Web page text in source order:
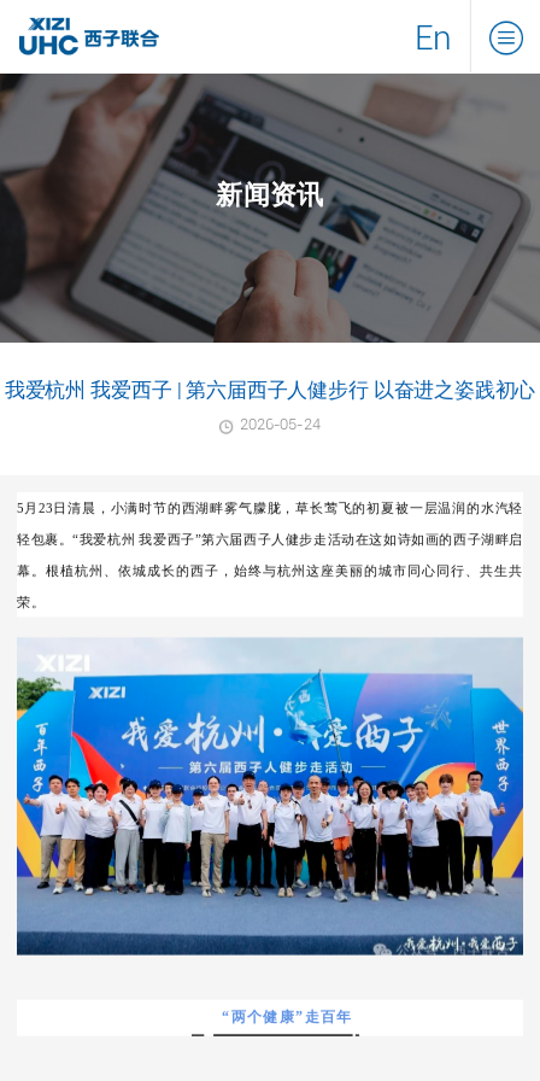
En
新闻资讯
我爱杭州 我爱西子 | 第六届西子人健步行 以奋进之姿践初心
2026-05-24
5月23日清晨， 小满时节的西湖畔雾气朦胧，草长莺飞的初夏被一层温润的水汽轻
轻包裹。“我爱杭州 我爱西子”第六届西子人健步走活动在这如诗如画的西子湖畔启
幕。根植杭州、依城成长的西子，始终与杭州这座美丽的城市同心同行、共生共
荣。
“两个健康”走百年